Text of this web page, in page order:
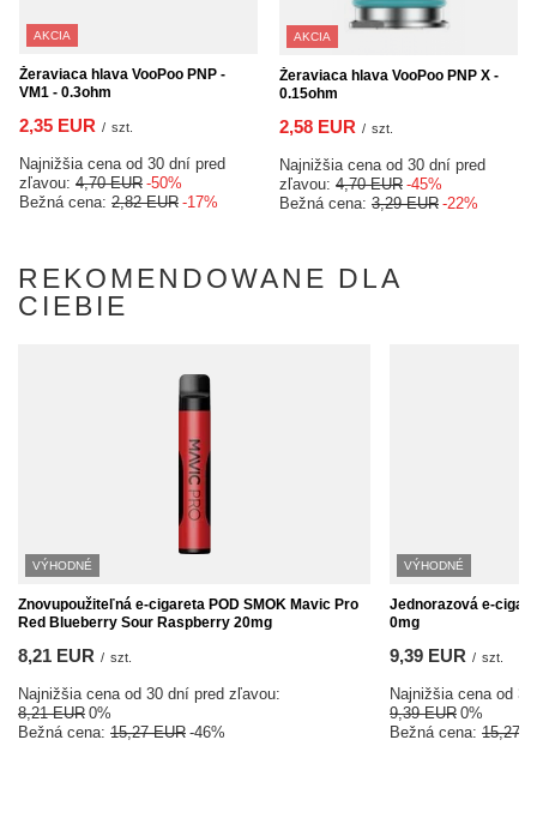
AKCIA
Žeraviaca hlava VooPoo PNP -
VM1 - 0.3ohm
2,35 EUR / szt.
Najnižšia cena od 30 dní pred
zľavou: 4,70 EUR -50%
Bežná cena: 2,82 EUR -17%
AKCIA
Žeraviaca hlava VooPoo PNP X -
0.15ohm
2,58 EUR / szt.
Najnižšia cena od 30 dní pred
zľavou: 4,70 EUR -45%
Bežná cena: 3,29 EUR -22%
REKOMENDOWANE DLA
CIEBIE
VÝHODNÉ
Znovupoužiteľná e-cigareta POD SMOK Mavic Pro
Red Blueberry Sour Raspberry 20mg
8,21 EUR / szt.
Najnižšia cena od 30 dní pred zľavou:
8,21 EUR 0%
Bežná cena: 15,27 EUR -46%
VÝHODNÉ
Jednorazová e-
0mg
9,39 EUR / szt.
Najnižšia cena od
9,39 EUR 0%
Bežná cena: 15,27